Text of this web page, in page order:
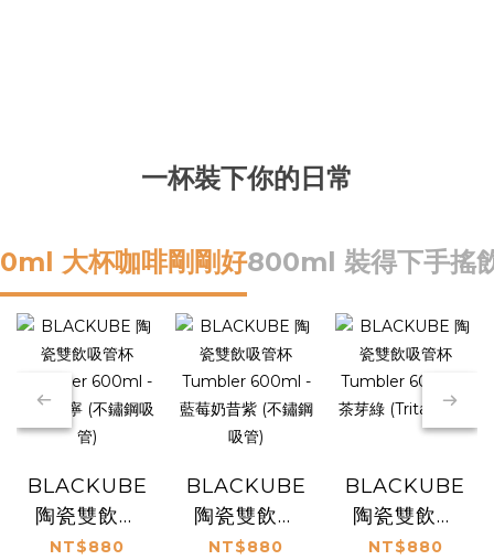
一杯裝下你的日常
大杯咖啡剛剛好800ml 裝得下手搖
BLACKUBE
陶瓷雙飲吸
管杯
NT$880
BLACKUBE
陶瓷雙飲吸
管杯
NT$880
BLACKUBE
陶瓷雙飲吸
管杯
NT$880